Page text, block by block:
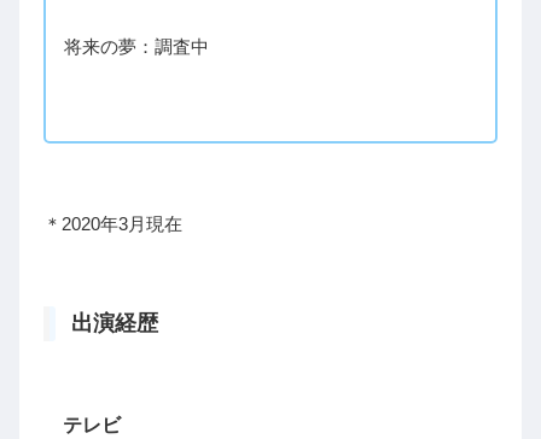
将来の夢：調査中
＊2020年3月現在
出演経歴
テレビ